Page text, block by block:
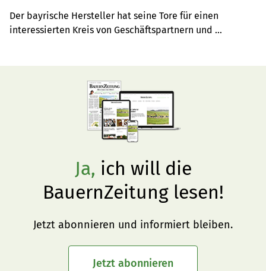
Der bayrische Hersteller hat seine Tore für einen
interessierten Kreis von Geschäftspartnern und
Ja, ich will die
BauernZeitung lesen!
Jetzt abonnieren und informiert bleiben.
Jetzt abonnieren